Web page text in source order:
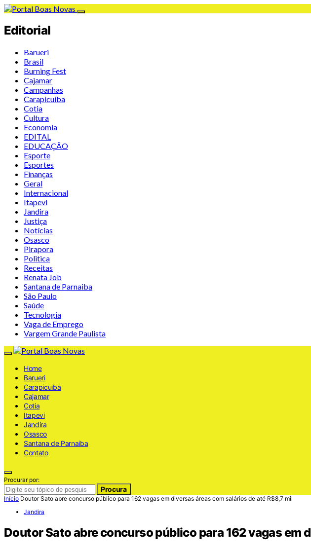
Editorial
Barueri
Brasil
Burning Fest
Cajamar
Campanhas
Carapicuiba
Cotia
Cultura
Economia
EDITAL
EDUCAÇÃO
Esporte
Esportes
Finanças
Geral
Internacional
Itapevi
Jandira
Justiça
Notícias
Osasco
Pirapora
Politica
Receitas
Renata Job
Santana de Parnaiba
São Paulo
Saúde
Tecnologia
Vaga de Emprego
Vargem Grande Paulista
Home
Barueri
Carapicuiba
Cajamar
Cotia
Itapevi
Jandira
Osasco
Santana de Parnaiba
Contato
Procurar por:
Procura
Início Doutor Sato abre concurso público para 162 vagas em diversas áreas com salários de até R$8,7 mil
Jandira
Doutor Sato abre concurso público para 162 vagas em